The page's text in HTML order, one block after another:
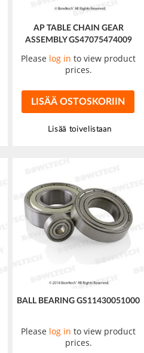
AP TABLE CHAIN GEAR
ASSEMBLY GS47075474009
Please log in to view product
prices.
LISÄÄ OSTOSKORIIN
Lisää toivelistaan
BALL BEARING GS11430051000
Please log in to view product
prices.